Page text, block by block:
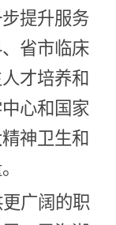
提升服务
省市临床
才培养和
心和国家
神卫生和
广阔的职